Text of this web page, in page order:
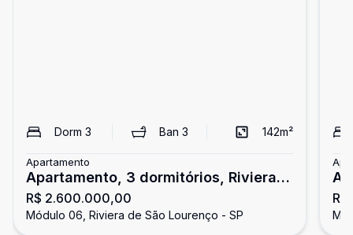
Dorm 3 Ban3 142m²
Apartamento
Apartamento, 3 dormitórios, Riviera
de São Lourenço
R$ 2.600.000,00
Módulo 06, Riviera de São Lourenço - SP